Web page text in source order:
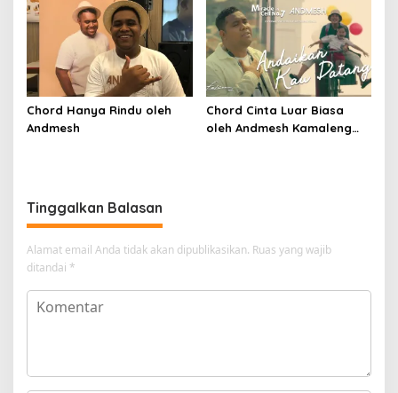
Chord Hanya Rindu oleh
Andmesh
Chord Cinta Luar Biasa
oleh Andmesh Kamaleng
Tinggalkan Balasan
Alamat email Anda tidak akan dipublikasikan. Ruas yang wajib
ditandai *